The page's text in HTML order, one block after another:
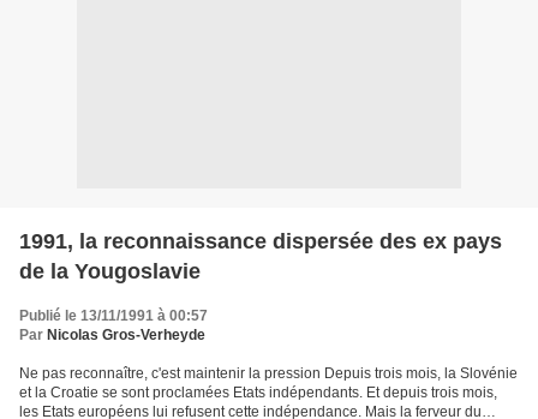
1991, la reconnaissance dispersée des ex pays
de la Yougoslavie
Publié le 13/11/1991 à 00:57
Par Nicolas Gros-Verheyde
Ne pas reconnaître, c'est maintenir la pression Depuis trois mois, la Slovénie
et la Croatie se sont proclamées Etats indépendants. Et depuis trois mois,
les Etats européens lui refusent cette indépendance. Mais la ferveur du